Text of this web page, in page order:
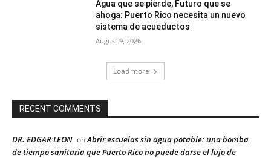
Agua que se pierde, Futuro que se
ahoga: Puerto Rico necesita un nuevo
sistema de acueductos
August 9, 2026
Load more
RECENT COMMENTS
DR. EDGAR LEON onAbrir escuelas sin agua potable: una bomba
de tiempo sanitaria que Puerto Rico no puede darse el lujo de